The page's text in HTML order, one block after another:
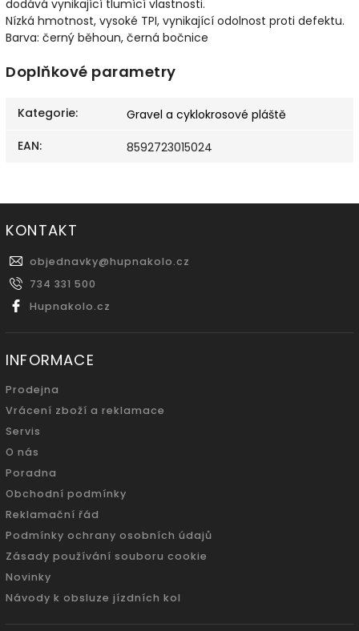
dodává vynikající tlumící vlastnosti.
Nízká hmotnost, vysoké TPI, vynikající odolnost proti defektu.
Barva: černý běhoun, černá bočnice
Doplňkové parametry
Kategorie:
Gravel a cyklokrosové pláště
EAN: 8592723015024
KONTAKT
objednavky@hupnakolo.cz
734 331 500
Hupnakolo.cz
INFORMACE
Prodejna
Vrácení zboží a reklamace
Servis
O nás
Poradna
Obchodní podmínky
Reklamační řád
Podmínky ochrany osobních údajů
Zásady používání souboru cookie
Novinky
Návody k obsluze jízdních kol